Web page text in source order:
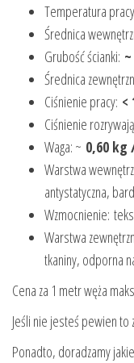
Temperatura
Średnica
Grubość ścianki:
Średnica
Ciśnienie pracy: <
Ciśnienie
Waga: ~ 0,60 kg
Warstwa
antystatyczna,
Wzmocnienie:
Warstwa
tkaniny, odporna
Cena za 1 metr węża
Jeśli nie jesteś pewien
Ponadto, doradzamy